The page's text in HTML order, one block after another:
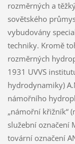
rozměrných a
sovětského
vybudovány
techniky. Kromě
rozměrných
1931 UVVS
hydrodynamiky)
námořního
„námořní křižník“
služební označení
tovární označení